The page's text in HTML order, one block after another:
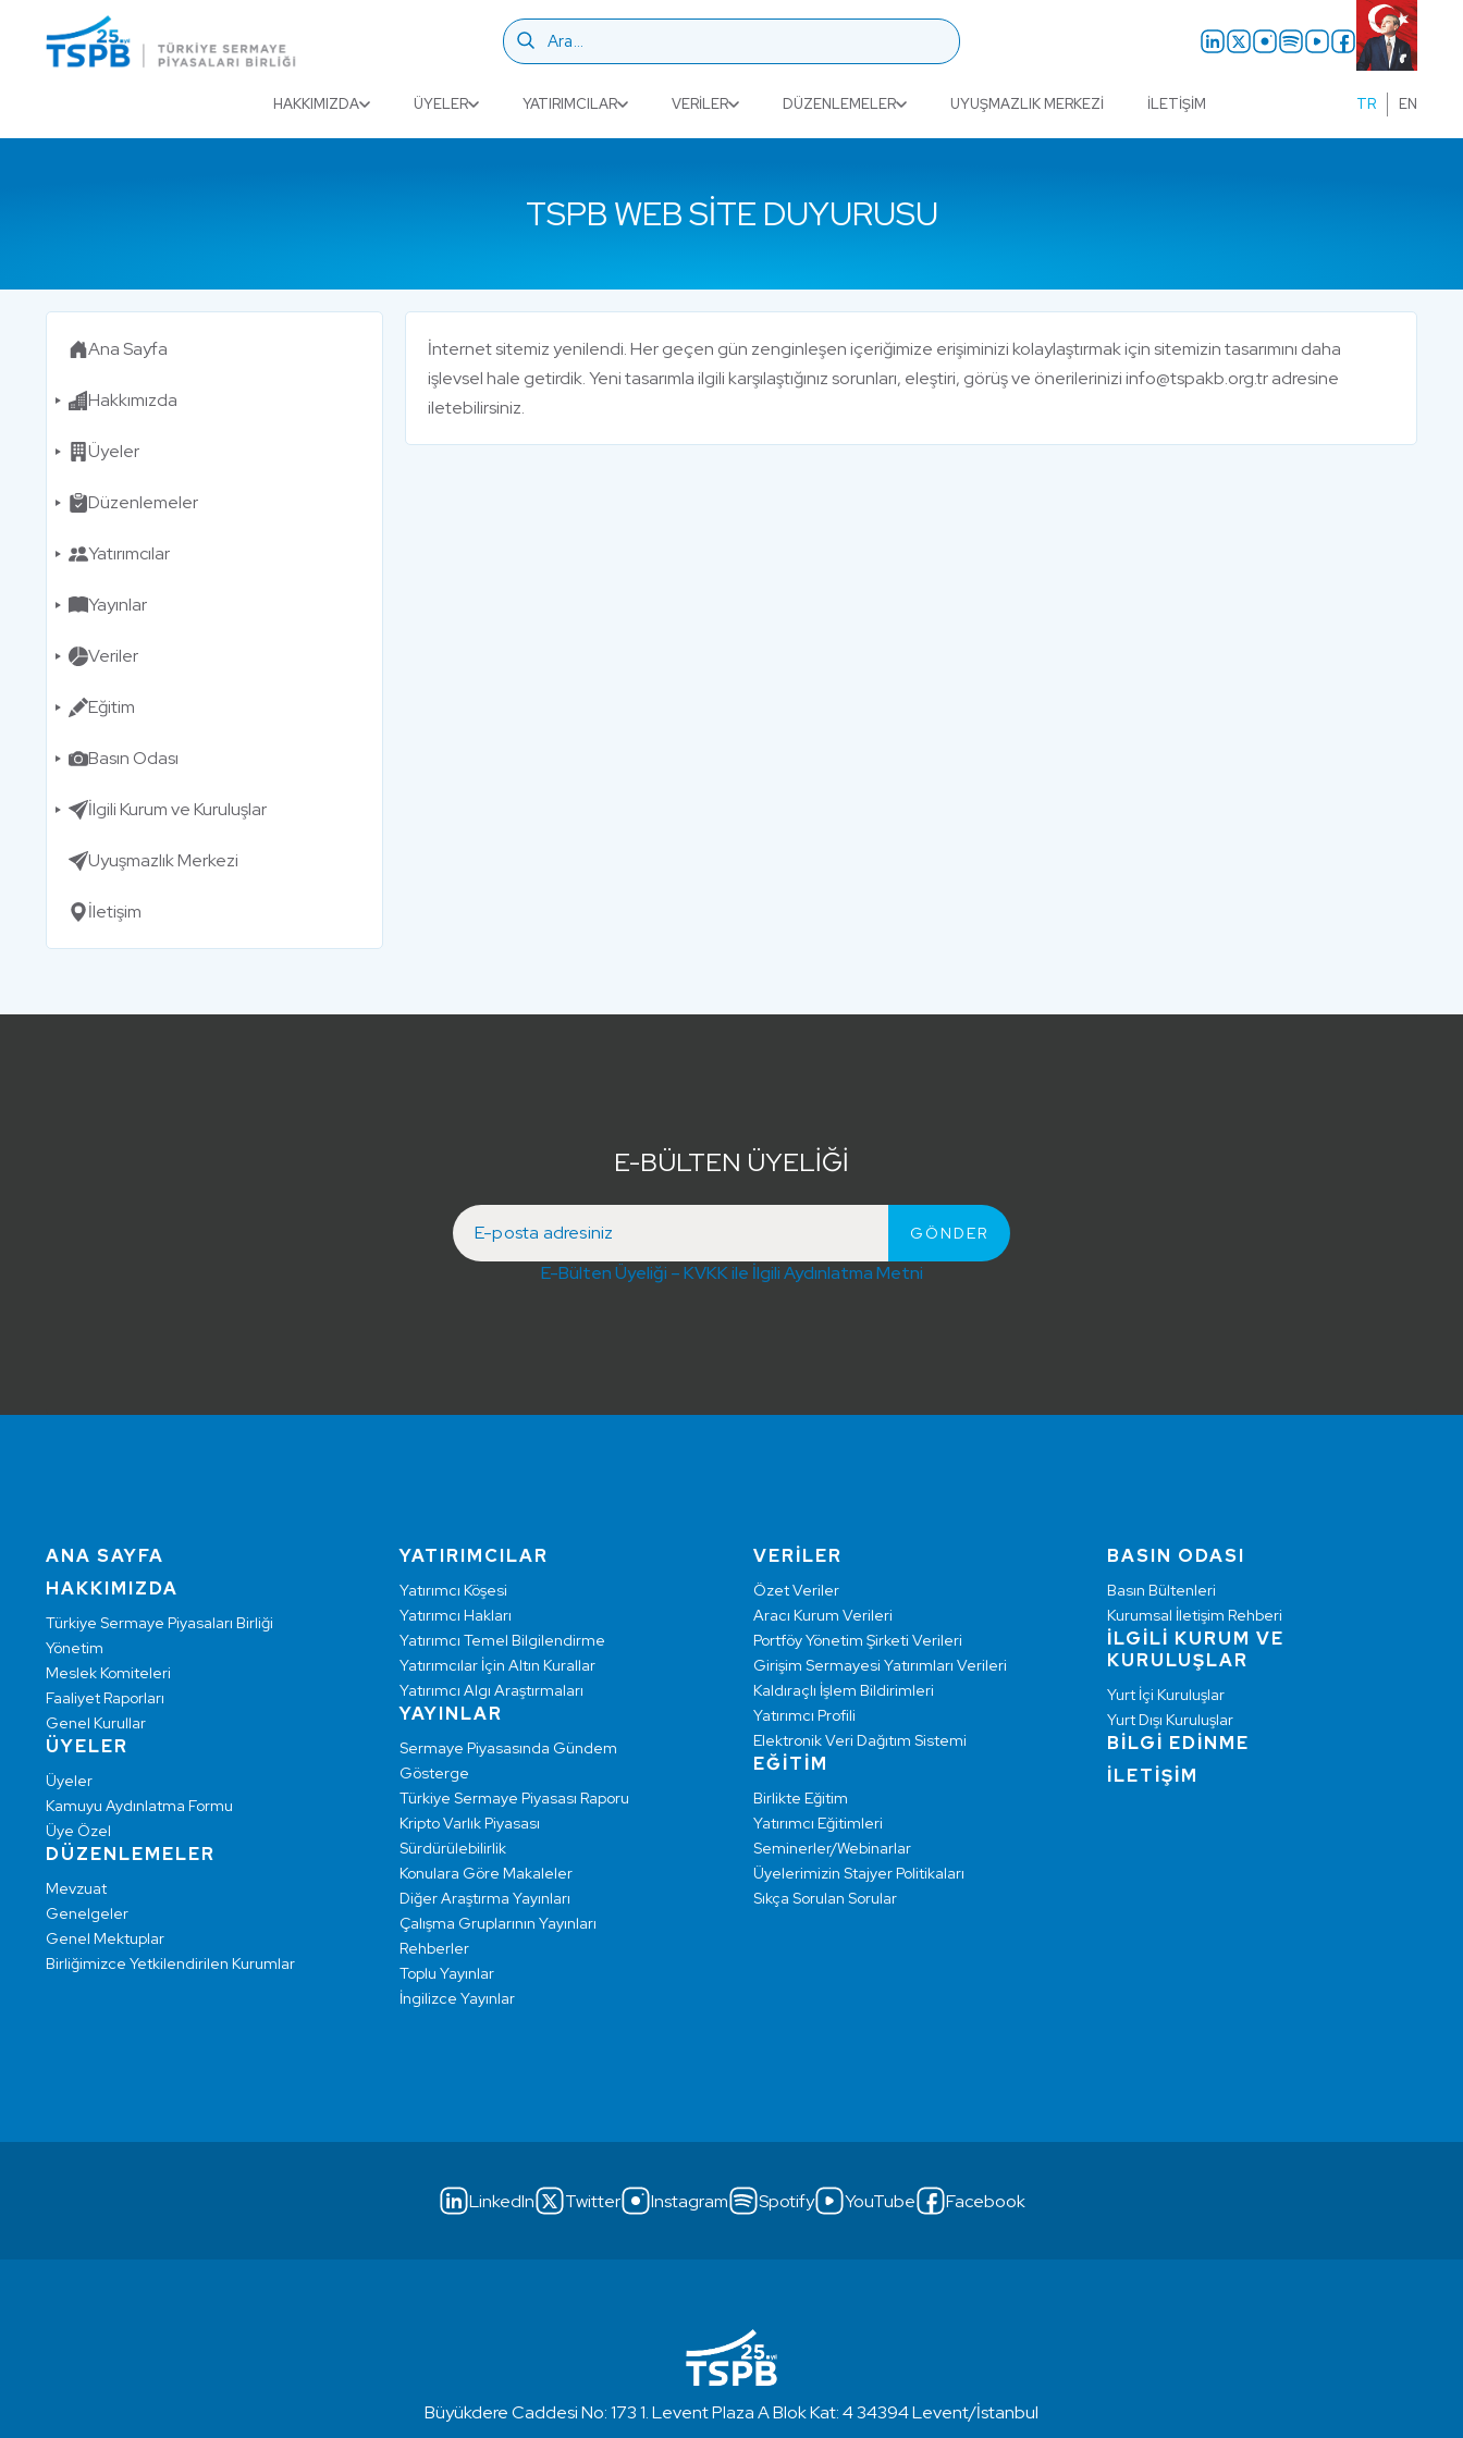
HAKKIMIZDA ÜYELER YATIRIMCILAR VERILER DÜZENLEMELER UYUŞMAZLIK MERKEZI İLETIŞIM TR EN
TSPB WEB SITE DUYURUSU
Ana Sayfa
Hakkımızda
Üyeler
Düzenlemeler
Yatırımcılar
Yayınlar
Veriler
Eğitim
Basın Odası
İlgili Kurum ve Kuruluşlar
Uyuşmazlık Merkezi
İletişim
İnternet sitemiz yenilendi. Her geçen gün zenginleşen içeriğimize erişiminizi kolaylaştırmak için sitemizin tasarımını daha
işlevsel hale getirdik. Yeni tasarımla ilgili karşılaştığınız sorunları, eleştiri, görüş ve önerilerinizi info@tspakb.org.tr adresine
iletebilirsiniz.
E-BÜLTEN ÜYELİĞİ
E-Bülten Üyeliği – KVKK ile İlgili Aydınlatma Metni
ANA SAYFA
HAKKIMIZDA
Türkiye Sermaye Piyasaları Birliği
Yönetim
Meslek Komiteleri
Faaliyet Raporları
Genel Kurullar
ÜYELER
Üyeler
Kamuyu Aydınlatma Formu
Üye Özel
DÜZENLEMELER
Mevzuat
Genelgeler
Genel Mektuplar
Birliğimizce Yetkilendirilen Kurumlar
YATIRIMCILAR
Yatırımcı Köşesi
Yatırımcı Hakları
Yatırımcı Temel Bilgilendirme
Yatırımcılar İçin Altın Kurallar
Yatırımcı Algı Araştırmaları
YAYINLAR
Sermaye Piyasasında Gündem
Gösterge
Türkiye Sermaye Piyasası Raporu
Kripto Varlık Piyasası
Sürdürülebilirlik
Konulara Göre Makaleler
Diğer Araştırma Yayınları
Çalışma Gruplarının Yayınları
Rehberler
Toplu Yayınlar
İngilizce Yayınlar
VERİLER
Özet Veriler
Aracı Kurum Verileri
Portföy Yönetim Şirketi Verileri
Girişim Sermayesi Yatırımları Verileri
Kaldıraçlı İşlem Bildirimleri
Yatırımcı Profili
Elektronik Veri Dağıtım Sistemi
EĞİTİM
Birlikte Eğitim
Yatırımcı Eğitimleri
Seminerler/Webinarlar
Üyelerimizin Stajyer Politikaları
Sıkça Sorulan Sorular
BASIN ODASI
Basın Bültenleri
Kurumsal İletişim Rehberi
İLGİLİ KURUM VE
KURULUŞLAR
Yurt İçi Kuruluşlar
Yurt Dışı Kuruluşlar
BİLGİ EDİNME
İLETİŞİM
LinkedIn Twitter Instagram Spotify YouTube Facebook
Büyükdere Caddesi No: 173 1. Levent Plaza A Blok Kat: 4 34394 Levent/İstanbul